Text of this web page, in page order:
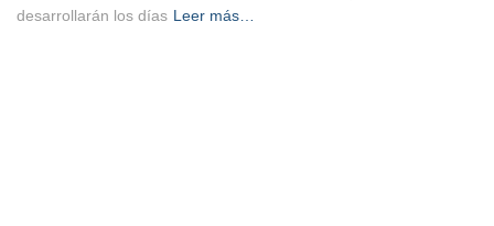
desarrollarán los días Leer más…